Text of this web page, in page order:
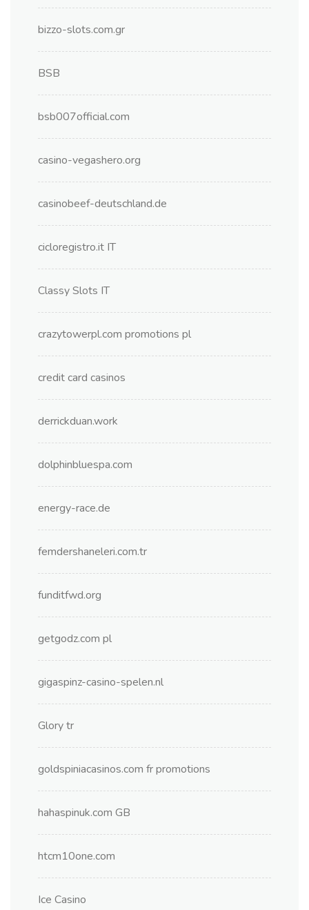
bizzo-slots.com.gr
BSB
bsb007official.com
casino-vegashero.org
casinobeef-deutschland.de
cicloregistro.it IT
Classy Slots IT
crazytowerpl.com promotions pl
credit card casinos
derrickduan.work
dolphinbluespa.com
energy-race.de
femdershaneleri.com.tr
funditfwd.org
getgodz.com pl
gigaspinz-casino-spelen.nl
Glory tr
goldspiniacasinos.com fr promotions
hahaspinuk.com GB
htcm10one.com
Ice Casino